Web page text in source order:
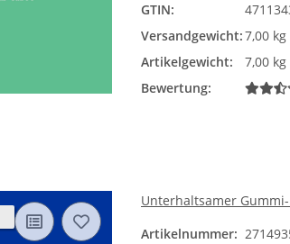
GTIN:
Versandgewicht:7,00 kg
Artikelgewicht:
7,00 kg
Bewertung:
Unterhaltsamer
Artikelnummer: